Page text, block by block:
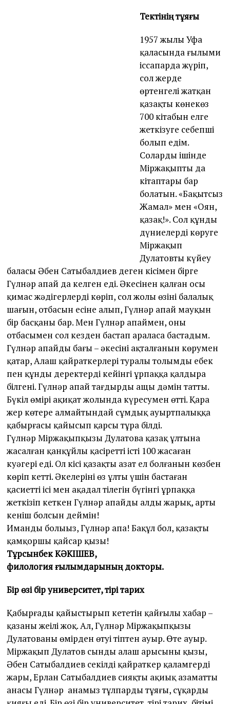
Тектінің тұяғы
1957 жылы Уфа
қаласында ғылыми
іссапарда жүріп,
сол жерде
өртенгелі жатқан
қазақтың көнекөз
700 кітабын елге
жеткізуге себепші
болып едім.
Солардың ішінде
Міржақыптың да
кітаптары бар
болатын. «Бақытсыз
Жамал» мен «Оян,
қазақ!». Сол құнды
дүниелерді көруге
Міржақып
Дулатовтың күйеу
баласы Әбен Сатыбалдиев деген кісімен бірге
Гүлнәр апай да келген еді. Әкесінен қалған осы
қимас жәдігерлерді көріп, сол жолы өзінің балалық
шағын, отбасын есіне алып, Гүлнәр апай мауқын
бір басқаны бар. Мен Гүлнәр апаймен, оның
отбасымен сол кезден бастап араласа бастадым.
Гүлнәр апайдың бағы – әкесінің ақталғанын көрумен
қатар, Алаш қайраткерлері туралы толымды еңбек
пен құнды деректерді кейінгі ұрпаққа қалдыра
білгені. Гүлнәр апай тағдырдың ащы дәмін татты.
Бүкіл өмірі ақиқат жолында күресумен өтті. Қара
жер көтере алмайтындай сұмдық ауыртпалыққа
қабырғасы қайысып қарсы тұра білді.
Гүлнәр Міржақыпқызы Дулатова қазақ ұлтына
жасалған қанқұйлы қасіретті істің 100 жасаған
куәгері еді. Ол кісі қазақтың азат ел болғанын көзбен
көріп кетті. Әкелерінің өз ұлты үшін бастаған
қасиетті ісі мен ақадал тілегін бүгінгі ұрпаққа
жеткізіп кеткен Гүлнәр апайдың алды жарық, арты
кеніш болсын деймін!
Иманды болыңыз, Гүлнәр апа! Бақұл бол, қазақтың
қамқоршы қайсар қызы!
Тұрсынбек КӘКІШЕВ,
филология ғылымдарының докторы.
Бір өзі бір университет, тірі тарих
Қабырғаңды қайыстырып кететін қайғылы хабар –
қазаның жеңілі жоқ. Ал, Гүлнәр Міржақыпқызы
Дулатованың өмірден өтуі тіптен ауыр. Өте ауыр.
Міржақып Дулатов сынды алаш арысының қызы,
Әбен Сатыбалдиев секілді қайраткер қаламгердің
жары, Ерлан Сатыбалдиев сияқты ақиық азаматтың
анасы Гүлнәр анамыз тұлпардың тұяғы, сұңқардың